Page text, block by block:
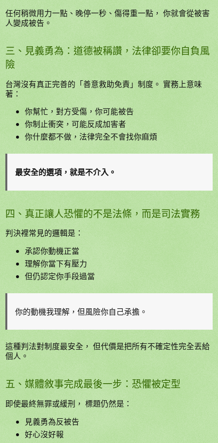
任何稍微用力一點、晚停一秒、傷得重一點， 你就會從被害
人變成被告。
三、見義勇為：道德被稱讚，法律卻要你自負風
險
台灣沒有真正完善的「善意救助免責」制度。 實務上意味
著：
你幫忙，對方受傷，你可能被告
你制止衝突，可能反成加害者
你什麼都不做，法律完全不會找你麻煩
最安全的選項，就是不介入。
四、真正讓人恐懼的不是法條，而是司法實務
判決裡常見的邏輯是：
承認你動機正當
理解你當下有壓力
但仍認定你手段過當
你的動機我理解，但風險你自己承擔。
這種判法對制度最安全， 但代價是把所有不確定性完全丟給
個人。
五、媒體敘事完成最後一步：恐懼被定型
即使最終無罪或緩刑， 標題仍然是：
見義勇為反被告
好心沒好報